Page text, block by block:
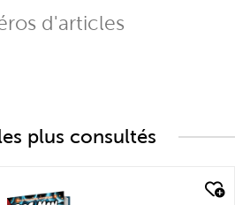
d'articles
plus consultés